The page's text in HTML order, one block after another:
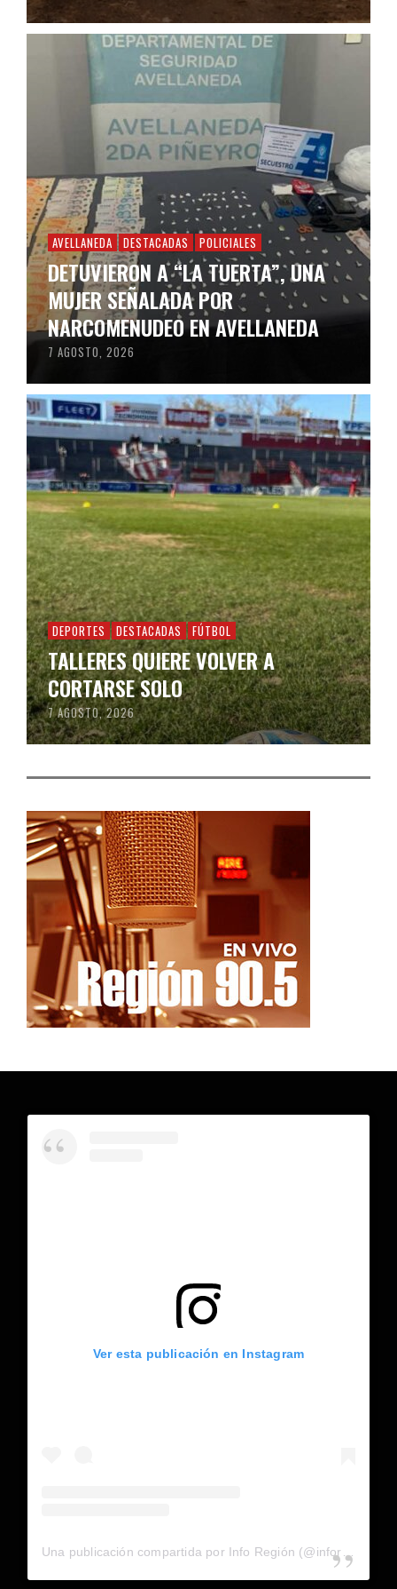
AVELLANEDA DESTACADAS POLICIALES
DETUVIERON A “LA TUERTA”, UNA
MUJER SEÑALADA POR
NARCOMENUDEO EN AVELLANEDA
7 AGOSTO, 2026
DEPORTES DESTACADAS FÚTBOL
TALLERES QUIERE VOLVER A
CORTARSE SOLO
7 AGOSTO, 2026
Ver esta publicación en Instagram